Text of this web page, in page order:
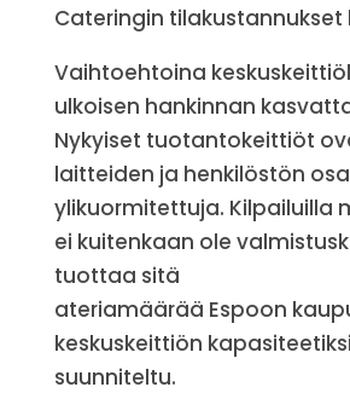
Cateringin tilakustannukset
Vaihtoehtoina
ulkoisen hankinnan
Nykyiset tuotantokeittiöt
laitteiden ja henkilöstön
ylikuormitettuja. Kilpailuilla
ei kuitenkaan ole
tuottaa sitä
ateriamäärää Espoon
keskuskeittiön
suunniteltu.